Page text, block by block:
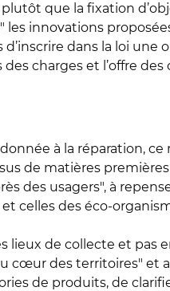
que la fixation
innovations
dans la loi une
charges et l’offre des
à la réparation,
de matières
des usagers", à
celles des éco-
de collecte et pas
des territoires" et
de produits, de